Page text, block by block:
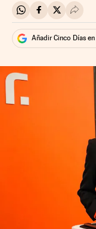
Compartir en
Compartir en
Añadir Cinco Días